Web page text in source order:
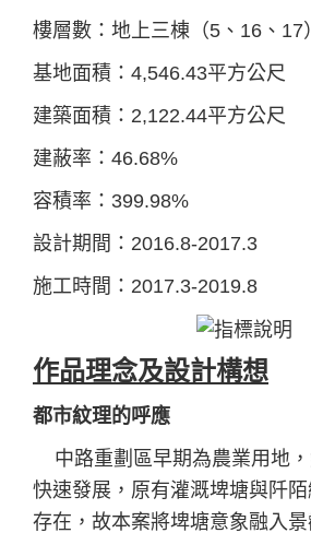
樓層數：地上三棟（5、16、17
基地面積：4,546.43平方公尺
建築面積：2,122.44平方公尺
建蔽率：46.68%
容積率：399.98%
設計期間：2016.8-2017.3
施工時間：2017.3-2019.8
作品理念及設計構想
都市紋理的呼應
中路重劃區早期為農業用地
快速發展，原有灌溉埤塘與阡
存在，故本案將埤塘意象融入